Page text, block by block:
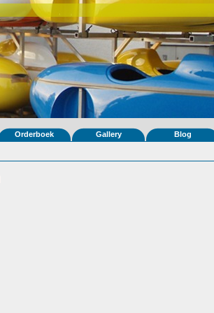
Orderboek Gallery Blog